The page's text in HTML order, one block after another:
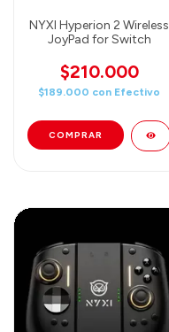
NYXI Hyperion 2 Wireless
JoyPad for Switch
$210.000
$189.000 con Efectivo